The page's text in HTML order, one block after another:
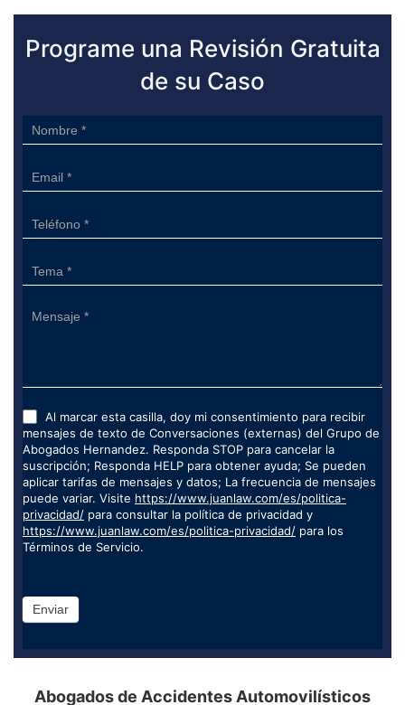
Programe una Revisión Gratuita
de su Caso
Sidebar
Form
Al marcar esta casilla, doy mi consentimiento para recibir
mensajes de texto de Conversaciones (externas) del Grupo de
Abogados Hernandez. Responda STOP para cancelar la
suscripción; Responda HELP para obtener ayuda; Se pueden
aplicar tarifas de mensajes y datos; La frecuencia de mensajes
puede variar. Visite https://www.juanlaw.com/es/politica-
privacidad/ para consultar la política de privacidad y
https://www.juanlaw.com/es/politica-privacidad/ para los
Términos de Servicio.
Enviar
Abogados de Accidentes Automovilísticos